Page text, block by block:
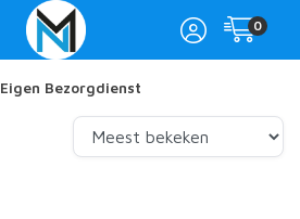
0
Eigen Bezorgdienst